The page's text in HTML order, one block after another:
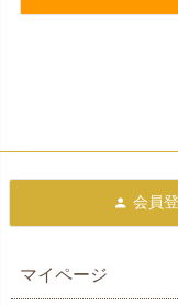
会員
マイページ